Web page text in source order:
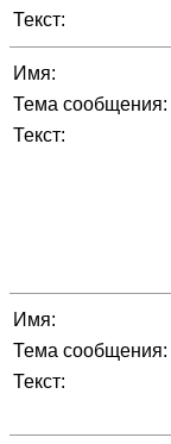
Текст:
Имя:
Тема сообщения:
Текст:
Имя:
Тема сообщения:
Текст: